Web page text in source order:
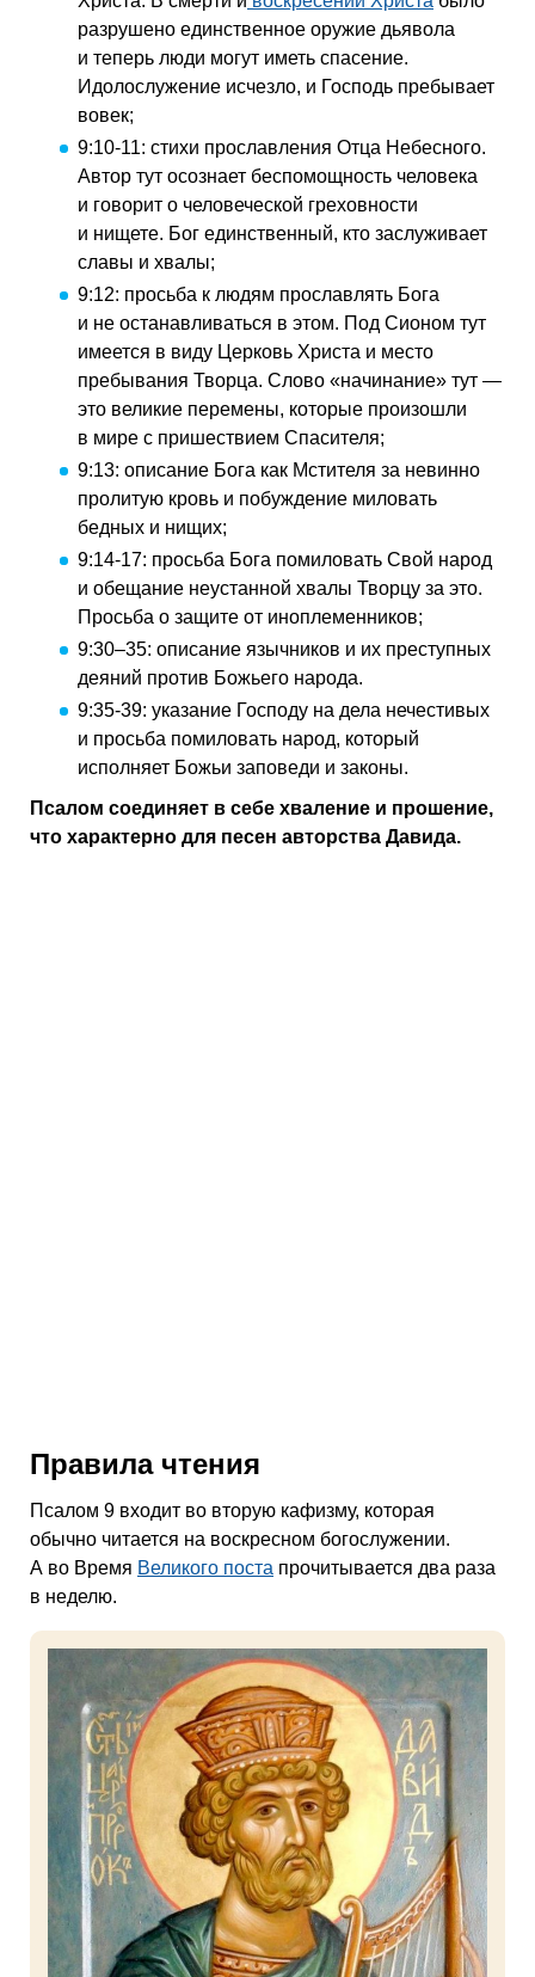
разрушено единственное оружие дьявола
и теперь люди могут иметь спасение.
Идолослужение исчезло, и Господь пребывает
вовек;
9:10-11: стихи прославления Отца Небесного.
Автор тут осознает беспомощность человека
и говорит о человеческой греховности
и нищете. Бог единственный, кто заслуживает
славы и хвалы;
9:12: просьба к людям прославлять Бога
и не останавливаться в этом. Под Сионом тут
имеется в виду Церковь Христа и место
пребывания Творца. Слово «начинание» тут —
это великие перемены, которые произошли
в мире с пришествием Спасителя;
9:13: описание Бога как Мстителя за невинно
пролитую кровь и побуждение миловать
бедных и нищих;
9:14-17: просьба Бога помиловать Свой народ
и обещание неустанной хвалы Творцу за это.
Просьба о защите от иноплеменников;
9:30–35: описание язычников и их преступных
деяний против Божьего народа.
9:35-39: указание Господу на дела нечестивых
и просьба помиловать народ, который
исполняет Божьи заповеди и законы.
Псалом соединяет в себе хваление и прошение,
что характерно для песен авторства Давида.
Правила чтения
Псалом 9 входит во вторую кафизму, которая
обычно читается на воскресном богослужении.
А во Время Великого поста прочитывается два раза
в неделю.